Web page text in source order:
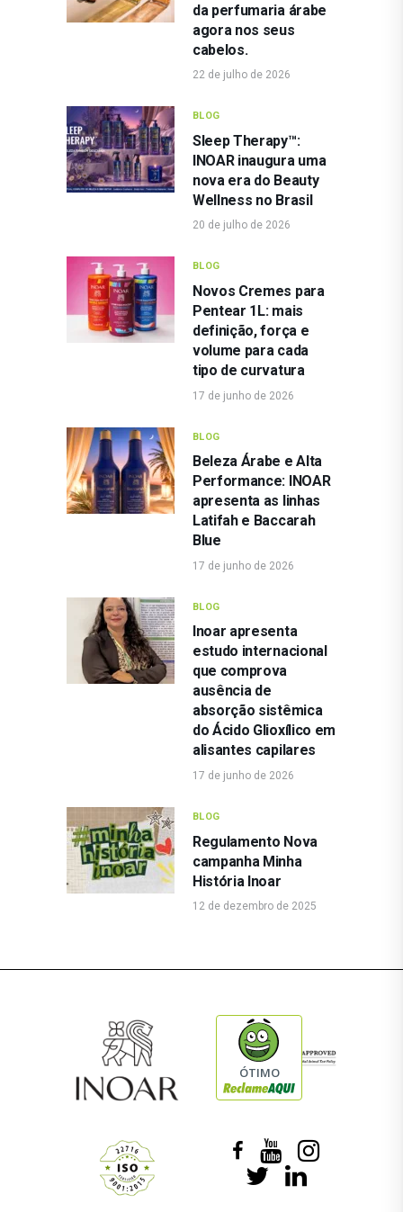
da perfumaria árabe
agora nos seus
cabelos.
22 de julho de 2026
BLOG
Sleep Therapy™:
INOAR inaugura uma
nova era do Beauty
Wellness no Brasil
20 de julho de 2026
BLOG
Novos Cremes para
Pentear 1L: mais
definição, força e
volume para cada
tipo de curvatura
17 de junho de 2026
BLOG
Beleza Árabe e Alta
Performance: INOAR
apresenta as linhas
Latifah e Baccarah
Blue
17 de junho de 2026
BLOG
Inoar apresenta
estudo internacional
que comprova
ausência de
absorção sistêmica
do Ácido Glioxílico em
alisantes capilares
17 de junho de 2026
BLOG
Regulamento Nova
campanha Minha
História Inoar
12 de dezembro de 2025
ÓTIMO